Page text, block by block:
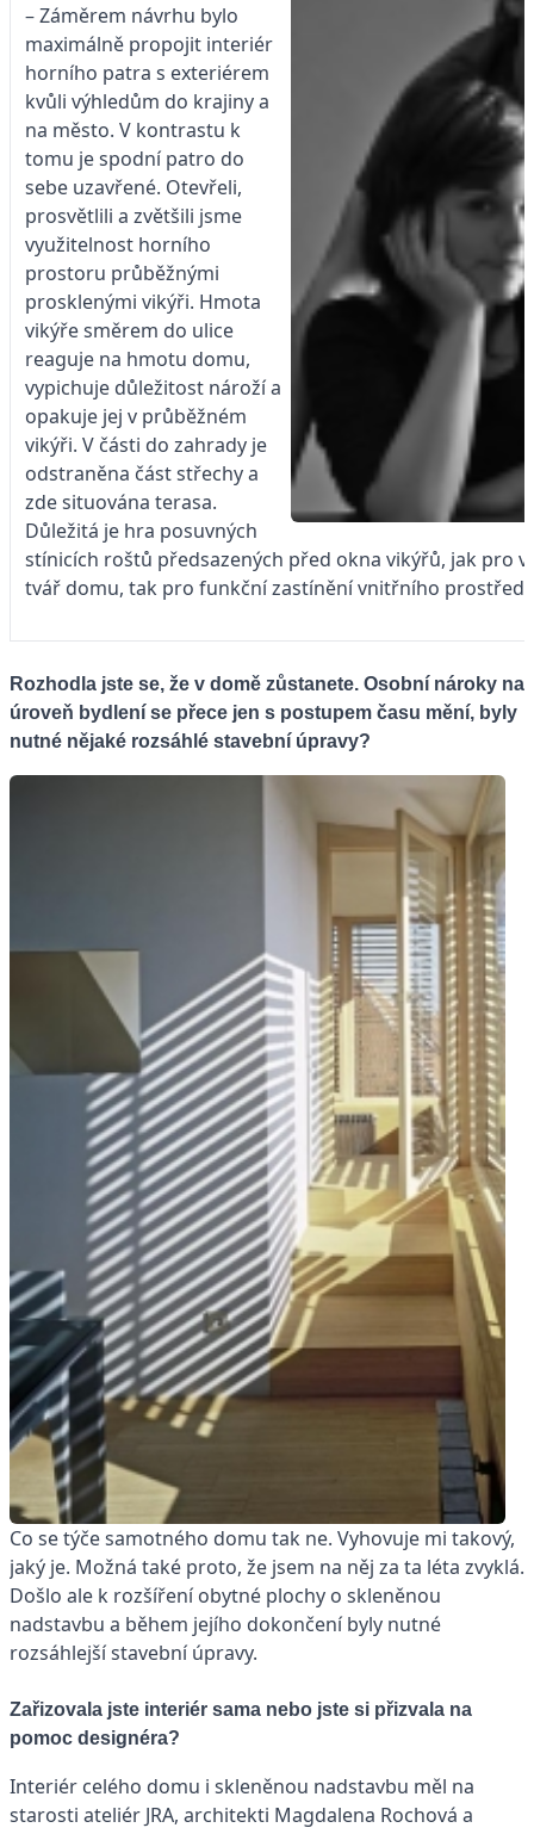
– Záměrem návrhu bylo
maximálně propojit interiér
horního patra s exteriérem
kvůli výhledům do krajiny a
na město. V kontrastu k
tomu je spodní patro do
sebe uzavřené. Otevřeli,
prosvětlili a zvětšili jsme
využitelnost horního
prostoru průběžnými
prosklenými vikýři. Hmota
vikýře směrem do ulice
reaguje na hmotu domu,
vypichuje důležitost nároží a
opakuje jej v průběžném
vikýři. V části do zahrady je
odstraněna část střechy a
zde situována terasa.
Důležitá je hra posuvných
stínicích roštů předsazených před okna vikýřů, jak pro
tvář domu, tak pro funkční zastínění vnitřního prostředí.
Rozhodla jste se, že v domě zůstanete. Osobní nároky na
úroveň bydlení se přece jen s postupem času mění, byly
nutné nějaké rozsáhlé stavební úpravy?
Co se týče samotného domu tak ne. Vyhovuje mi takový,
jaký je. Možná také proto, že jsem na něj za ta léta zvyklá.
Došlo ale k rozšíření obytné plochy o skleněnou
nadstavbu a během jejího dokončení byly nutné
rozsáhlejší stavební úpravy.
Zařizovala jste interiér sama nebo jste si přizvala na
pomoc designéra?
Interiér celého domu i skleněnou nadstavbu měl na
starosti ateliér JRA, architekti Magdalena Rochová a